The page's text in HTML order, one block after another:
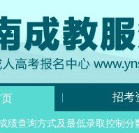
招考
绩查询方式及最低录取控制分